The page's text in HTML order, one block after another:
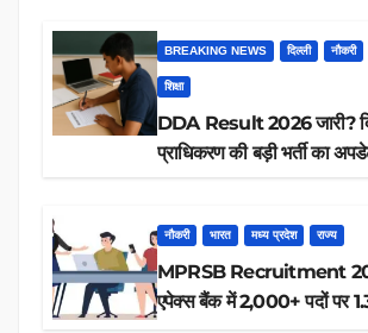
BREAKING NEWS दिल्ली नौकरी
शिक्षा
DDA Result 2026 जारी?
प्राधिकरण की बड़ी भर्ती का
नौकरी भारत मध्य प्रदेश राज्य
MPRSB Recruitment
एपेक्स बैंक में 2,000+ पदों पर